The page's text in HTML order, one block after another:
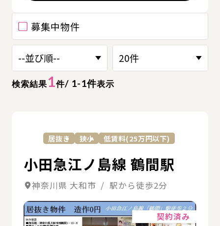
検索結果1件/ 1-1件表示
募集中物件
居抜き 狭小 低賃料(25万円以下)
小田急江ノ島線 鶴間駅
神奈川県 大和市 / 駅から徒歩2分
契約済み